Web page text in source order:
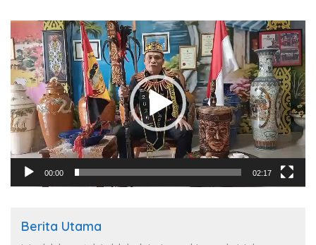
Pemutar
Video
00:00 02:17
Berita Utama